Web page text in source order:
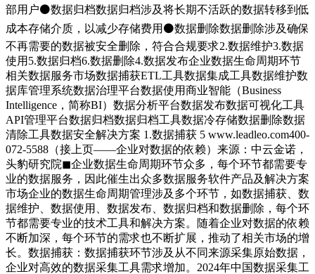
部用户⚫数据归档数据归档涉及将长期不活跃的数据转移到低
成本存储介质，以减少存储费用⚫数据删除数据删除涉及确保
不再需要的数据被安全删除，符合合规要求2.数据维护3.数据
使用5.数据归档6.数据删除4.数据发布企业数据生命周期环节
相关数据服务市场数据捕获ETL工具数据集成工具数据维护数
据库管理系统数据治理平台数据使用商业智能（Business
Intelligence，简称BI）数据分析平台数据发布数据可视化工具
API管理平台数据归档数据归档工具数据冷存储数据删除数据
清除工具数据安全解决方案 1.数据捕获 5 www.leadleo.com400-
072-5588（接上页——企业对数据的依赖）来源：中云金诺，
头豹研究院◼企业数据生命周期环节众多，每个环节都需要专
业的数据服务，因此催生出众多数据服务软件产品及解决方案
市场企业的数据生命周期管理涉及多个环节，如数据捕获、数
据维护、数据使用、数据发布、数据归档和数据删除，每个环
节都需要专业的技术工具和解决方案。随着企业对数据的依赖
不断加深，每个环节的需求也不断扩展，推动了相关市场的增
长。数据捕获：数据捕获环节涉及从不同来源采集原始数据，
企业对高效的数据采集工具需求增加。2024年中国数据采集工